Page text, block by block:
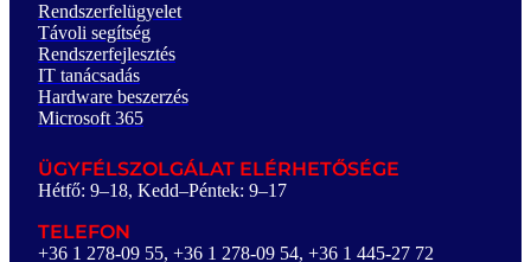
Rendszerfelügyelet
Távoli segítség
Rendszerfejlesztés
IT tanácsadás
Hardware beszerzés
Microsoft 365
ÜGYFÉLSZOLGÁLAT ELÉRHETŐSÉGE
Hétfő: 9–18, Kedd–Péntek: 9–17
TELEFON
+36 1 278-09 55, +36 1 278-09 54, +36 1 445-27 72